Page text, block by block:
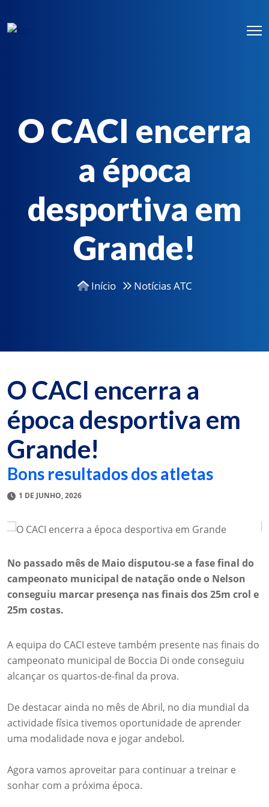
O CACI encerra
a época
desportiva em
Grande!
Início Notícias ATC
O CACI encerra a
época desportiva em
Grande!
Bons resultados dos atletas
1 DE JUNHO, 2026
No passado mês de Maio disputou-se a fase final do
campeonato municipal de natação onde o Nelson
conseguiu marcar presença nas finais dos 25m crol e
25m costas.
A equipa do CACI esteve também presente nas finais do
campeonato municipal de Boccia Di onde conseguiu
alcançar os quartos-de-final da prova.
De destacar ainda no mês de Abril, no dia mundial da
actividade física tivemos oportunidade de aprender
uma modalidade nova e jogar andebol.
Agora vamos aproveitar para continuar a treinar e
sonhar com a próxima época.